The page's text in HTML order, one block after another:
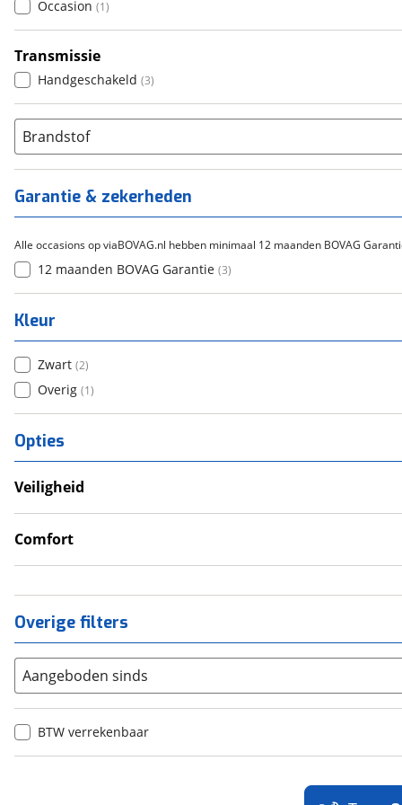
Occasion (1)
Transmissie
Handgeschakeld (3)
Brandstof
Garantie & zekerheden
Alle occasions op viaBOVAG.nl hebben minimaal 12 maanden BOVAG
12 maanden BOVAG Garantie (3)
Kleur
Zwart (2)
Overig (1)
Opties
Veiligheid
Anti Blokkeer Systeem (ABS)
LED verlichting
Tractie Controle Systeem (TCS)
Comfort
Cruise Control
Overige filters
Aangeboden sinds
BTW verrekenbaar